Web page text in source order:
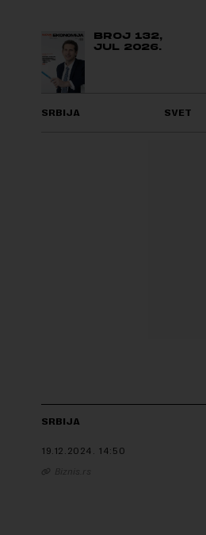
BROJ 132,
JUL 2026.
SRBIJA SVET
SRBIJA
19.12.2024. 14:50
Biznis.rs